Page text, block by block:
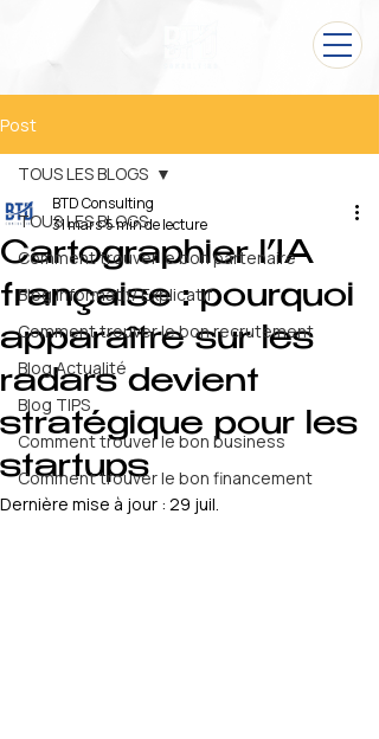
Post
TOUS LES BLOGS
Comment trouver le bon partenaire
Blog Informatif/ Explicatif
Comment trouver le bon recrutement
Blog Actualité
Blog TIPS
Comment trouver le bon business
Comment trouver le bon financement
TOUS LES BLOGS
Cartographier l’IA
française : pourquoi
apparaître sur les
radars devient
stratégique pour les
startups
BTD Consulting
31 mars5 min de lecture
Dernière mise à jour : 29 juil.